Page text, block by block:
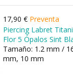
17,90 € Preventa
Piercing Labret
Flor 5 Ópalos Sint
Tamaño: 1.2 mm /
mm, 10 mm